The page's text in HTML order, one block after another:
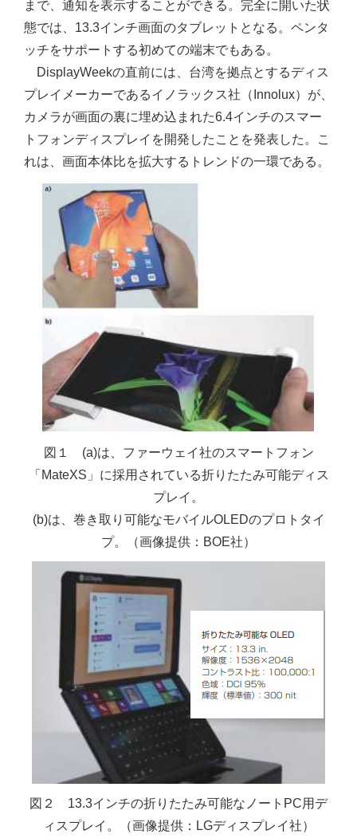
まで、通知を表示することができる。完全に開いた状
態では、13.3インチ画面のタブレットとなる。ペンタ
ッチをサポートする初めての端末でもある。
DisplayWeekの直前には、台湾を拠点とするディス
プレイメーカーであるイノラックス社（Innolux）が、
カメラが画面の裏に埋め込まれた6.4インチのスマー
トフォンディスプレイを開発したことを発表した。こ
れは、画面本体比を拡大するトレンドの一環である。
図１ (a)は、ファーウェイ社のスマートフォン
「MateXS」に採用されている折りたたみ可能ディス
プレイ。
(b)は、巻き取り可能なモバイルOLEDのプロトタイ
プ。（画像提供：BOE社）
図２ 13.3インチの折りたたみ可能なノートPC用デ
ィスプレイ。（画像提供：LGディスプレイ社）